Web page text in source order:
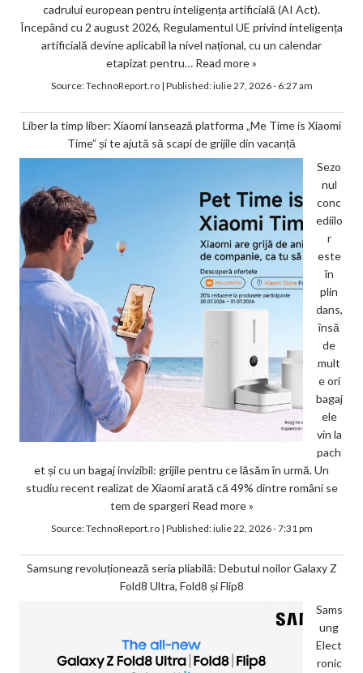
cadrului european pentru inteligența artificială (AI Act).
Începând cu 2 august 2026, Regulamentul UE privind inteligența
artificială devine aplicabil la nivel național, cu un calendar
etapizat pentru… Read more »
Source:TechnoReport.ro| Published:iulie 27, 2026 - 6:27 am
Liber la timp liber: Xiaomi lansează platforma „Me Time is Xiaomi
Time” și te ajută să scapi de grijile din vacanță
Sezo
nul
conc
ediilo
r
este
în
plin
dans,
însă
de
mult
e ori
bagaj
ele
vin la
pach
et și cu un bagaj invizibil: grijile pentru ce lăsăm în urmă. Un
studiu recent realizat de Xiaomi arată că 49% dintre români se
tem de spargeri Read more »
Source:TechnoReport.ro| Published:iulie 22, 2026 - 7:31 pm
Samsung revoluționează seria pliabilă: Debutul noilor Galaxy Z
Fold8 Ultra, Fold8 și Flip8
Sams
ung
Elect
ronic